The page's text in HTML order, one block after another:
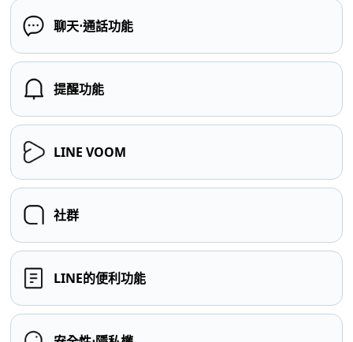
聊天⋅通話功能
提醒功能
LINE VOOM
社群
LINE的便利功能